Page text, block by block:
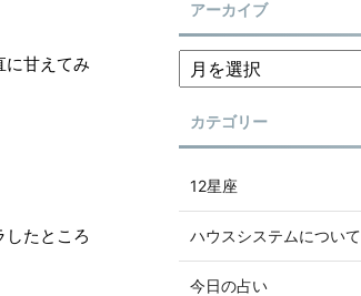
に甘えてみ
たところ
アーカイブ
カテゴリー
12星座
ハウスシステムについて
今日の占い